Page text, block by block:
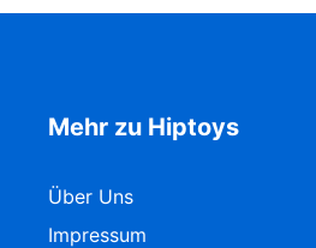
Mehr zu Hiptoys
Über Uns
Impressum